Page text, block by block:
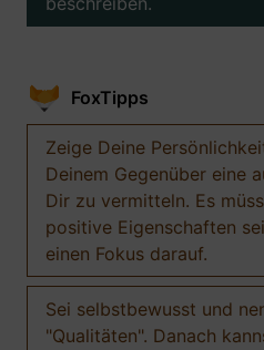
FoxTipps
Zeige Deine
Deinem Gegenüber eine
Dir zu vermitteln. Es
positive Eigenschaften
einen Fokus darauf.
Sei selbstbewusst und
"Qualitäten". Danach